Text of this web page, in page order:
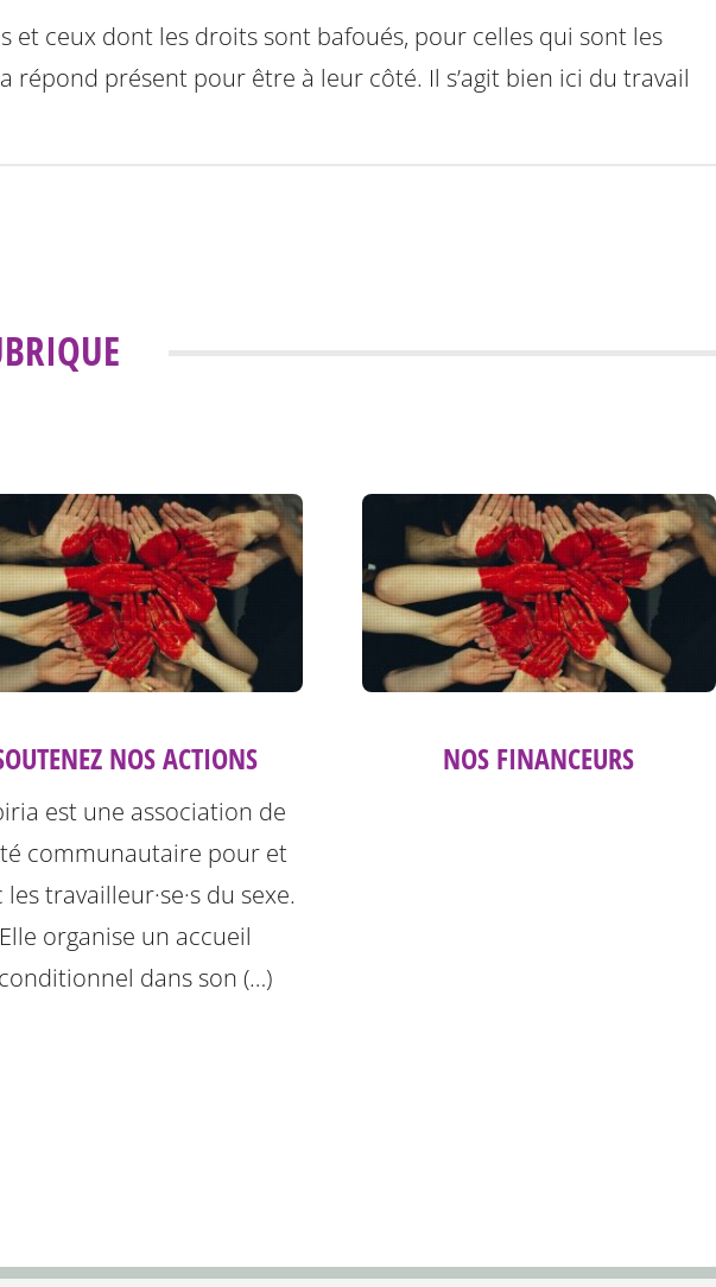
et ceux dont les droits sont bafoués, pour celles qui sont les
présent pour être à leur côté. Il s’agit bien ici du travail
NOS ACTIONS
est une association de
communautaire pour et
les travailleur·se·s du sexe.
Elle organise un accueil
dans son (…)
NOS FINANCEURS